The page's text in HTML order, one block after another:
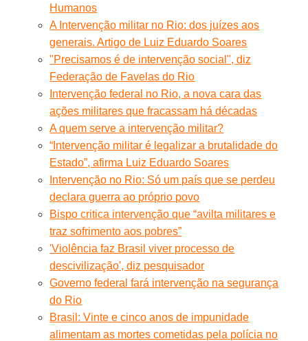
Humanos
A Intervenção militar no Rio: dos juízes aos
generais. Artigo de Luiz Eduardo Soares
"Precisamos é de intervenção social", diz
Federação de Favelas do Rio
Intervenção federal no Rio, a nova cara das
ações militares que fracassam há décadas
A quem serve a intervenção militar?
“Intervenção militar é legalizar a brutalidade do
Estado”, afirma Luiz Eduardo Soares
Intervenção no Rio: Só um país que se perdeu
declara guerra ao próprio povo
Bispo critica intervenção que “avilta militares e
traz sofrimento aos pobres”
'Violência faz Brasil viver processo de
descivilização', diz pesquisador
Governo federal fará intervenção na segurança
do Rio
Brasil: Vinte e cinco anos de impunidade
alimentam as mortes cometidas pela polícia no